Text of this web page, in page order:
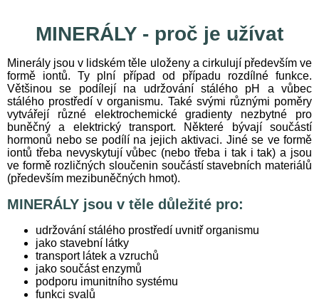
MINERÁLY - proč je užívat
Minerály jsou v lidském těle uloženy a cirkulují především ve
formě iontů. Ty plní případ od případu rozdílné funkce.
Většinou se podílejí na udržování stálého pH a vůbec
stálého prostředí v organismu. Také svými různými poměry
vytvářejí různé elektrochemické gradienty nezbytné pro
buněčný a elektrický transport. Některé bývají součástí
hormonů nebo se podílí na jejich aktivaci. Jiné se ve formě
iontů třeba nevyskytují vůbec (nebo třeba i tak i tak) a jsou
ve formě rozličných sloučenin součástí stavebních materiálů
(především mezibuněčných hmot).
MINERÁLY jsou v těle důležité pro:
udržování stálého prostředí uvnitř organismu
jako stavební látky
transport látek a vzruchů
jako součást enzymů
podporu imunitního systému
funkci svalů